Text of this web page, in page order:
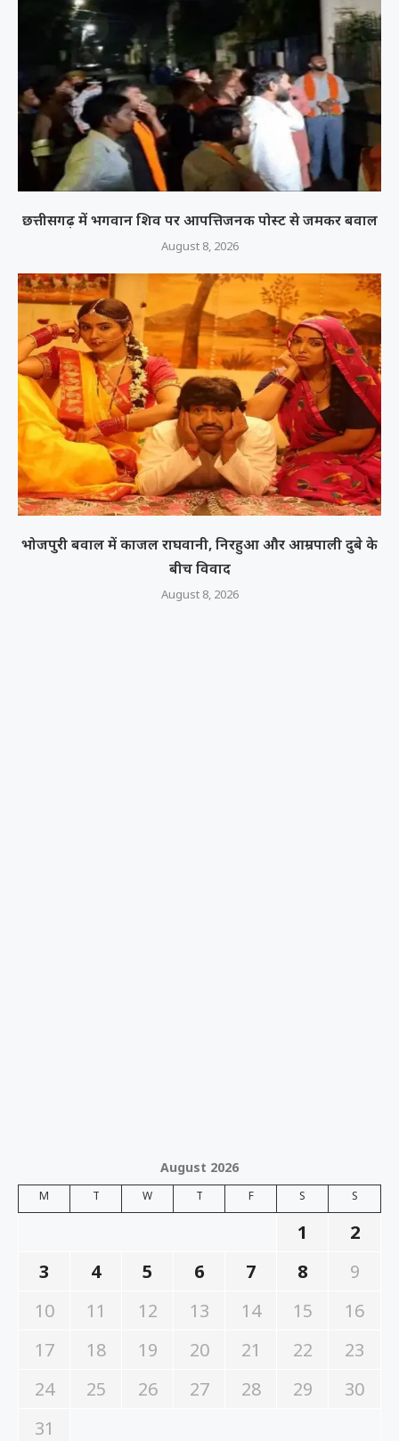
छत्तीसगढ़ में भगवान शिव पर आपत्तिजनक पोस्ट से जमकर बवाल
August 8, 2026
भोजपुरी बवाल में काजल राघवानी, निरहुआ और आम्रपाली दुबे के
बीच विवाद
August 8, 2026
August 2026
M T W T F S S
1
2
3
4 5 6 7 8
9
10
11 12 13 14 15
16
17
18 19 20 21 22
23
24
25 26 27 28 29
30
31